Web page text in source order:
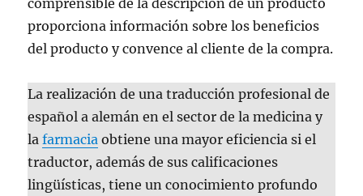
proporciona información sobre los beneficios
del producto y convence al cliente de la compra.
La realización de una traducción profesional de
español a alemán en el sector de la medicina y
lafarmacia obtiene una mayor eficiencia si el
traductor, además de sus calificaciones
lingüísticas, tiene un conocimiento profundo